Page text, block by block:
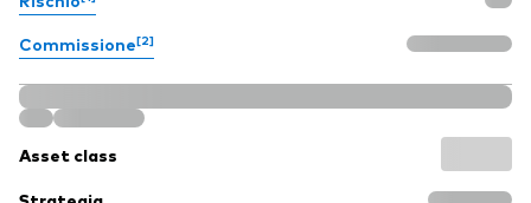
Commissione[2]
Asset class